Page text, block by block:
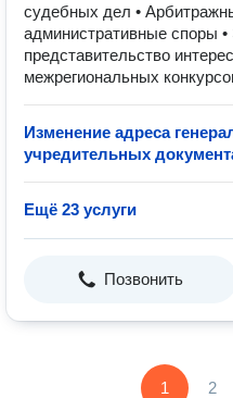
судебных дел •
административные споры
представительство
межрегиональных
Изменение адреса
учредительных
Ещё 23 услуги
Позвонить
1 2